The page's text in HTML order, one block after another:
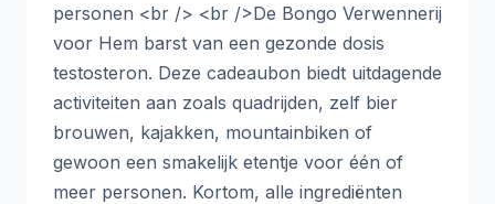
personen <br /> <br />De Bongo Verwennerij
voor Hem barst van een gezonde dosis
testosteron. Deze cadeaubon biedt uitdagende
activiteiten aan zoals quadrijden, zelf bier
brouwen, kajakken, mountainbiken of
gewoon een smakelijk etentje voor één of
meer personen. Kortom, alle ingrediënten